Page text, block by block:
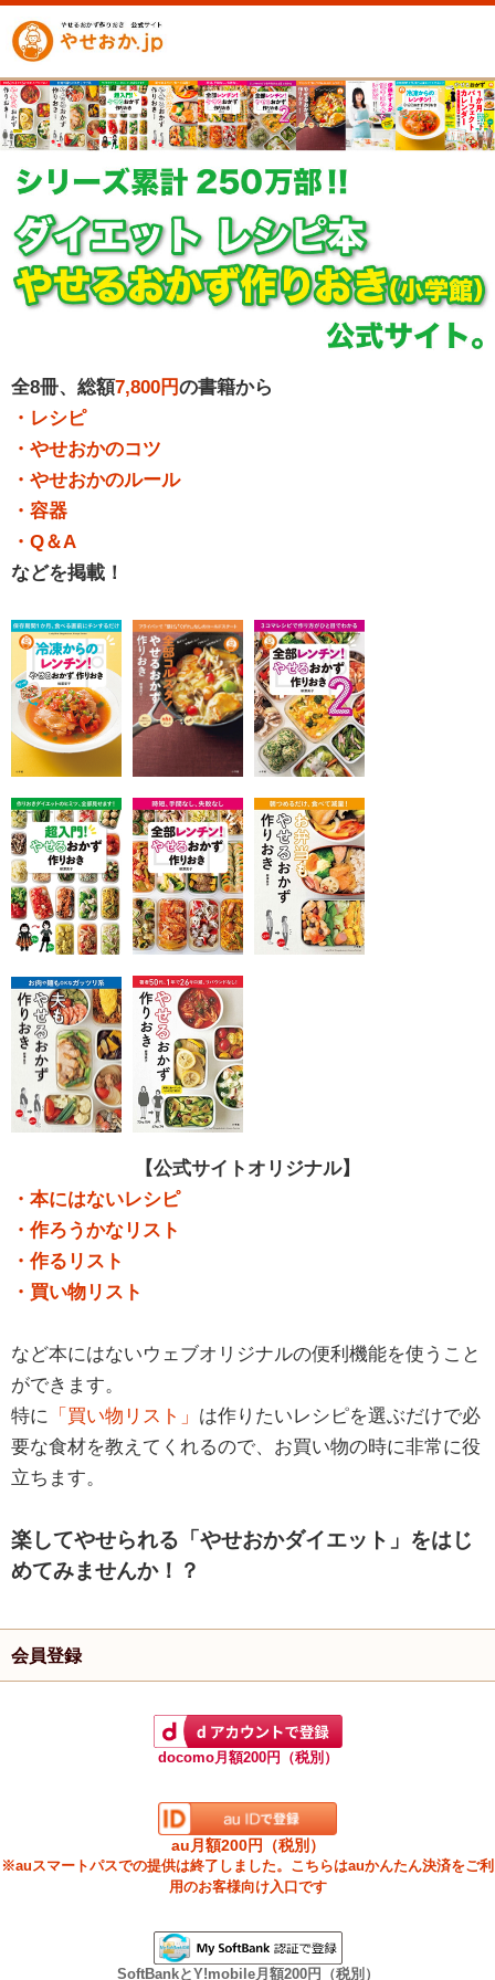
全8冊、総額7,800円の書籍から
・レシピ
・やせおかのコツ
・やせおかのルール
・容器
・Q＆A
などを掲載！
【公式サイトオリジナル】
・本にはないレシピ
・作ろうかなリスト
・作るリスト
・買い物リスト
など本にはないウェブオリジナルの便利機能を使うこと
ができます。
特に 「買い物リスト」 は作りたいレシピを選ぶだけで必
要な食材を教えてくれるので、お買い物の時に非常に役
立ちます。
楽してやせられる「やせおかダイエット」をはじ
めてみませんか！？
会員登録
docomo月額200円（税別）
au月額200円（税別）
※auスマートパスでの提供は終了しました。こちらはauかんたん決済をご利
用のお客様向け入口です
SoftBankとY!mobile月額200円（税別）